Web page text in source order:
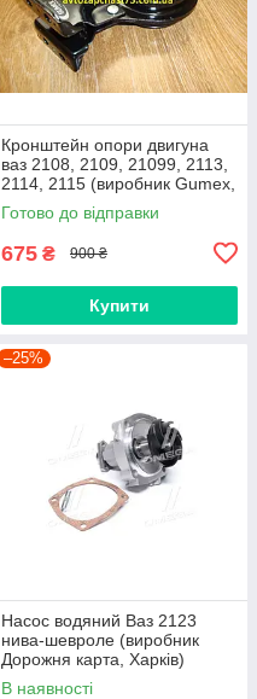
Кронштейн опори двигуна
ваз 2108, 2109, 21099, 2113,
2114, 2115 (виробник Gumex,
Польща)
Готово до відправки
675 ₴ 900 ₴
Купити
–25%
Насос водяний Ваз 2123
нива-шевроле (виробник
Дорожня карта, Харків)
В наявності